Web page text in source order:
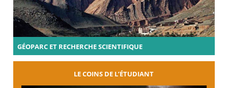
GÉOPARC ET RECHERCHE SCIENTIFIQUE
LE COINS DE L’ÉTUDIANT